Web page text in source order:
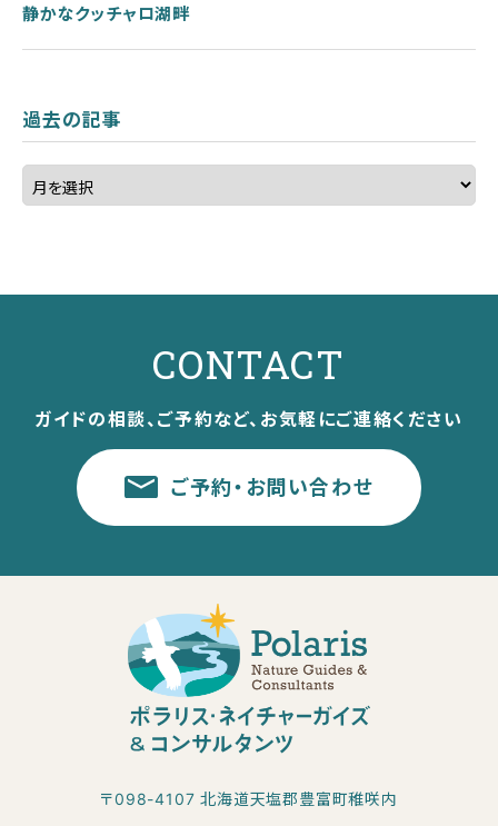
静かなクッチャロ湖畔
過去の記事
CONTACT
ガイドの相談、ご予約など、お気軽にご連絡ください
ご予約・お問い合わせ
〒098-4107 北海道天塩郡豊富町稚咲内